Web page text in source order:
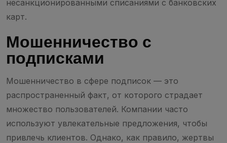
несанкционированными списаниями с банковских
карт.
Мошенничество с
подписками
Мошенничество в сфере подписок — это
распространенный факт, от которого страдает
множество пользователей. Компании часто
используют увлекательные предложения, чтобы
привлечь клиентов. Однако, как правило, жертвы